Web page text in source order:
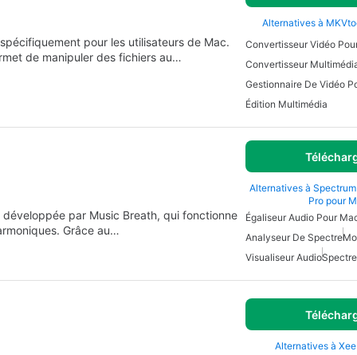
Alternatives à
pour les utilisateurs de Mac.
de manipuler des fichiers au…
Convertisseur Vidéo
Convertisseur
Gestionnaire De Vidéo
Édition Multimédia
Alternatives à
Pro pour
par Music Breath, qui fonctionne
Grâce au…
Égaliseur Audio Pour
Analyseur De Spectre
Visualiseur Audio
Alternatives à